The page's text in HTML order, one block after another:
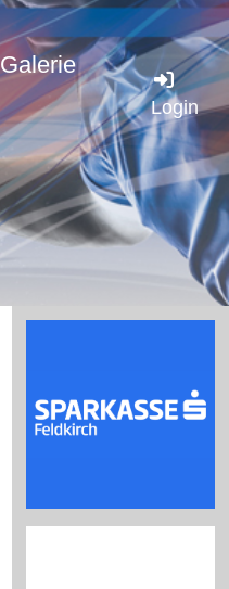
Galerie
Login